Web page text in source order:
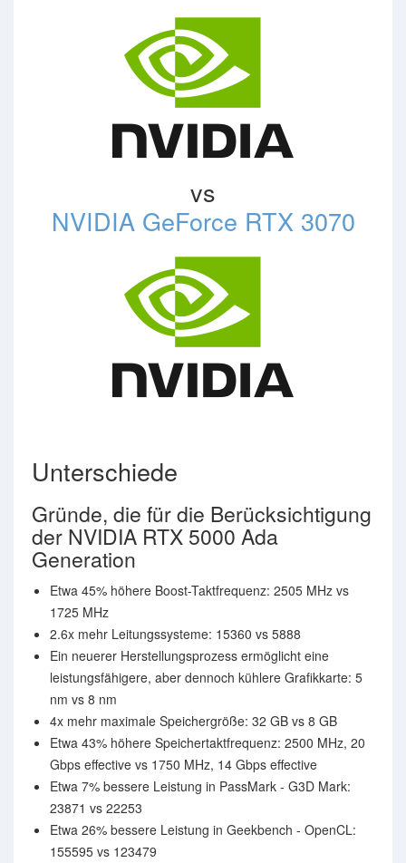
vs
NVIDIA GeForce RTX 3070
Unterschiede
Gründe, die für die Berücksichtigung
der NVIDIA RTX 5000 Ada
Generation
Etwa 45% höhere Boost-Taktfrequenz: 2505 MHz vs
1725 MHz
2.6x mehr Leitungssysteme: 15360 vs 5888
Ein neuerer Herstellungsprozess ermöglicht eine
leistungsfähigere, aber dennoch kühlere Grafikkarte: 5
nm vs 8 nm
4x mehr maximale Speichergröße: 32 GB vs 8 GB
Etwa 43% höhere Speichertaktfrequenz: 2500 MHz, 20
Gbps effective vs 1750 MHz, 14 Gbps effective
Etwa 7% bessere Leistung in PassMark - G3D Mark:
23871 vs 22253
Etwa 26% bessere Leistung in Geekbench - OpenCL:
155595 vs 123479